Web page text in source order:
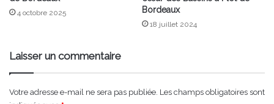
4 octobre 2025
Bordeaux
18 juillet 2024
Laisser un commentaire
Votre adresse e-mail ne sera pas publiée. Les champs obligatoires sont